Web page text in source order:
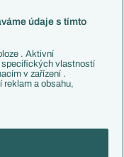
údaje s tímto
. Aktivní
specifických vlastností
v zařízení .
reklam a obsahu,